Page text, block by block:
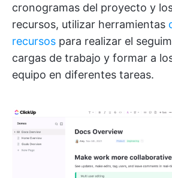
cronogramas del proyecto y
recursos, utilizar herramientas
recursos para realizar el
cargas de trabajo y formar a
equipo en diferentes tareas.